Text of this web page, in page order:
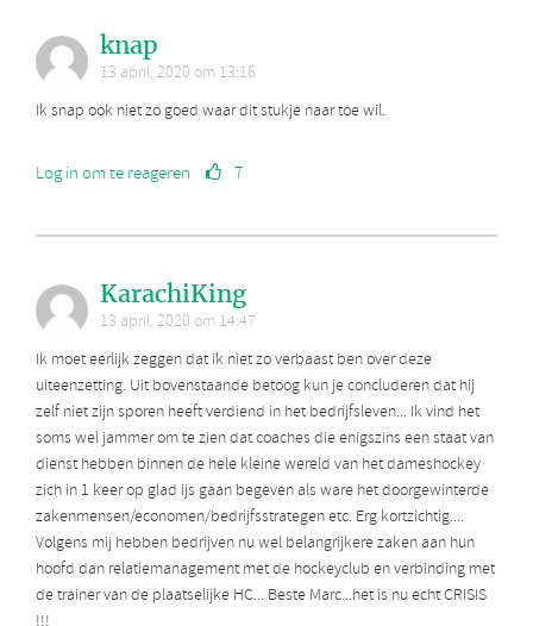
knap
13 april, 2020 om 13:16
Ik snap ook niet zo goed waar dit stukje naar toe wil.
Log in om te reageren 7
KarachiKing
13 april, 2020 om 14:47
Ik moet eerlijk zeggen dat ik niet zo verbaast ben over deze
uiteenzetting. Uit bovenstaande betoog kun je concluderen dat hij
zelf niet zijn sporen heeft verdiend in het bedrijfsleven... Ik vind het
soms wel jammer om te zien dat coaches die enigszins een staat van
dienst hebben binnen de hele kleine wereld van het dameshockey
zich in 1 keer op glad ijs gaan begeven als ware het doorgewinterde
zakenmensen/economen/bedrijfsstrategen etc. Erg kortzichtig....
Volgens mij hebben bedrijven nu wel belangrijkere zaken aan hun
hoofd dan relatiemanagement met de hockeyclub en verbinding met
de trainer van de plaatselijke HC... Beste Marc...het is nu echt CRISIS